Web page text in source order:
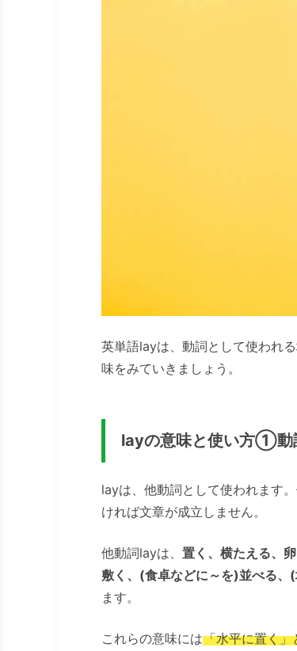
英単語layは、動詞として使われ
味をみていきましょう。
layの意味と使い方①動
layは、他動詞として使われます
ければ文章が成立しません。
他動詞layは、 置く、横たえる、
敷く、(食卓などに～を)並べる
ます。
これらの意味には「水平に置く」